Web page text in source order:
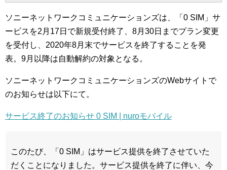
ソニーネットワークコミュニケーションズは、「0 SIM」サ
ービスを2月17日で新規受付終了、8月30日までプラン変更
を受付し、2020年8月末でサービスを終了することを発
表。9月以降は自動解約の対象となる。
ソニーネットワークコミュニケーションズのWebサイトで
のお知らせは以下にて。
サービス終了のお知らせ 0 SIM | nuroモバイル
このたび、「0 SIM」はサービス提供を終了させていた
だくことになりました。サービス提供を終了に伴い、今